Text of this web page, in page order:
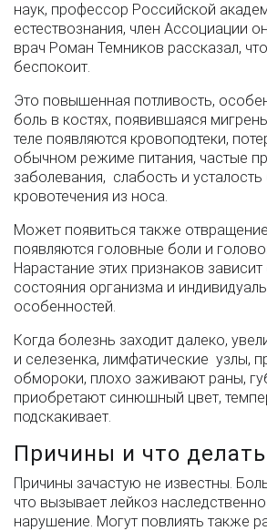
наук, профессор Российской
естествознания, член Ассоциации
врач Роман Темников рассказал,
беспокоит.
Это повышенная потливость,
боль в костях, появившаяся
теле появляются кровоподтеки,
обычном режиме питания, частые
заболевания, слабость и
кровотечения из носа.
Может появиться также
появляются головные боли и
Нарастание этих признаков
состояния организма и
особенностей.
Когда болезнь заходит далеко,
и селезенка, лимфатические узлы,
обмороки, плохо заживают раны,
приобретают синюшный цвет,
подскакивает.
Причины и что делать
Причины зачастую не известны.
что вызывает лейкоз
нарушение. Могут повлиять также